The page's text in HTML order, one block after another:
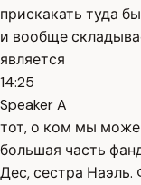
прискакать туда
и вообще
является
14:25
Speaker A
тот, о ком мы
большая часть
Дес, сестра Наэль.